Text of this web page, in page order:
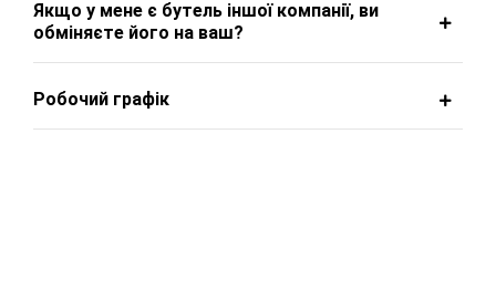
Якщо у мене є бутель іншої компанії, ви
обміняєте його на ваш?
Робочий графік